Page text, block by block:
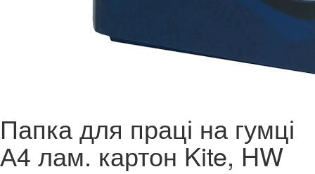
Папка для праці на гумці
А4 лам. картон Kite, HW